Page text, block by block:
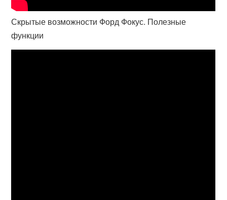
Скрытые возможности Форд Фокус. Полезные
функции